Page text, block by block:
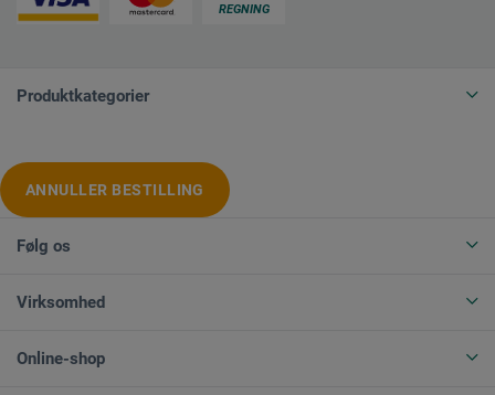
Produktkategorier
ANNULLER BESTILLING
Følg os
Virksomhed
Online-shop